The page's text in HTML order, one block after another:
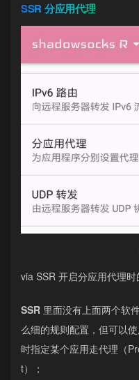
SSR 分应用代理
via SSR 开启分应用代理
SSR 里面没有上面两个软
么细的规则配置，但可以
时指定某个应用走代理（
t）；